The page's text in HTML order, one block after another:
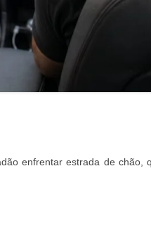
enfrentar estrada de chão,